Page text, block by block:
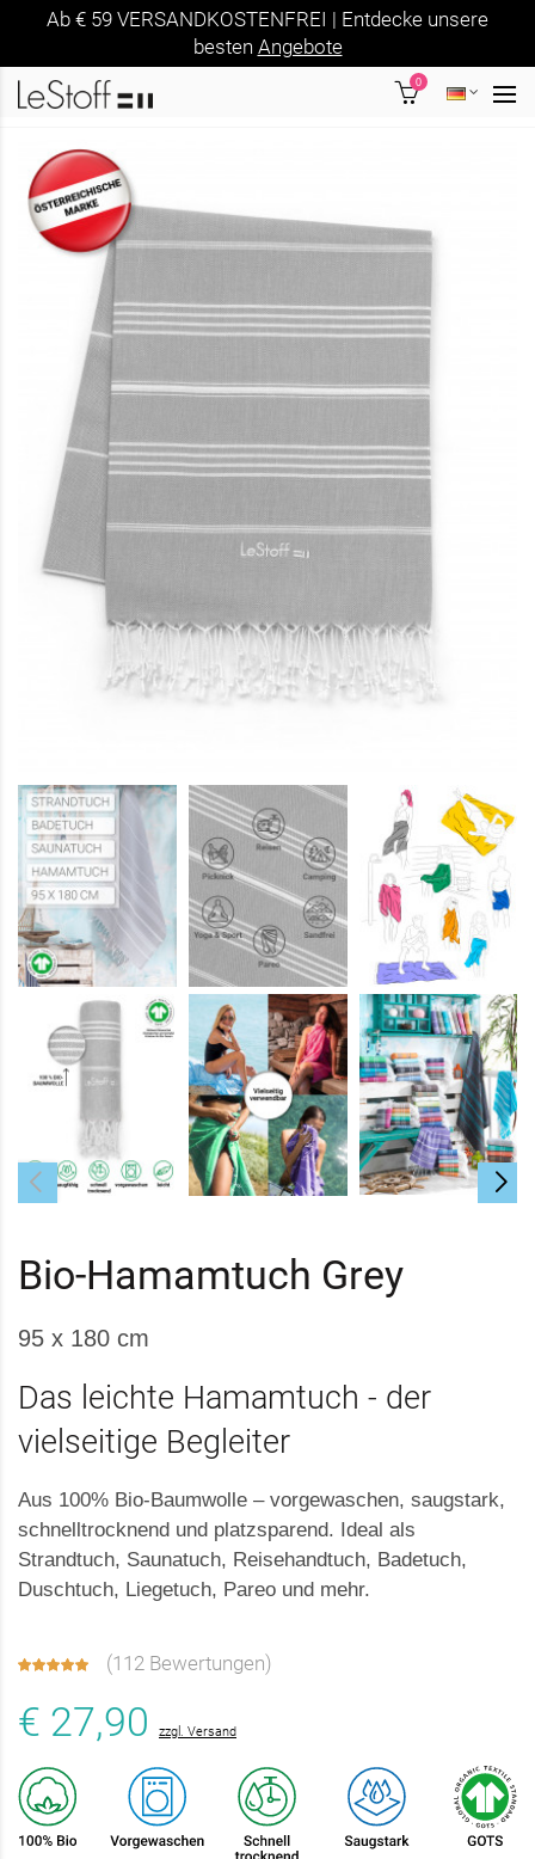
Ab € 59 VERSANDKOSTENFREI | Entdecke unsere
besten Angebote
0
Bio-Hamamtuch Grey
95 x 180 cm
Das leichte Hamamtuch - der
vielseitige Begleiter
Aus 100% Bio-Baumwolle – vorgewaschen, saugstark,
schnelltrocknend und platzsparend. Ideal als
Strandtuch, Saunatuch, Reisehandtuch, Badetuch,
Duschtuch, Liegetuch, Pareo und mehr.
(112 Bewertungen)
€ 27,90 zzgl. Versand